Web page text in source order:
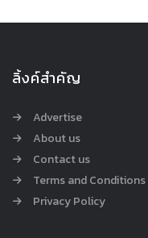
ลิ้งค์สำคัญ
Advertise
About us
Contact us
Terms and Conditions
Privacy Policy